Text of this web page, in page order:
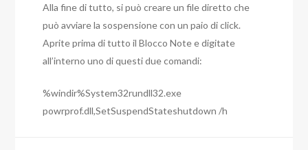
Alla fine di tutto, si può creare un file diretto che
può avviare la sospensione con un paio di click.
Aprite prima di tutto il Blocco Note e digitate
all’interno uno di questi due comandi:
%windir%System32rundll32.exe
powrprof.dll,SetSuspendStateshutdown /h